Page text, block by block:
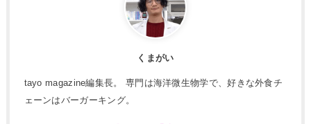
くまがい
tayo magazine編集長。 専門は海洋微生物学で、好きな外食チ
ェーンはバーガーキング。